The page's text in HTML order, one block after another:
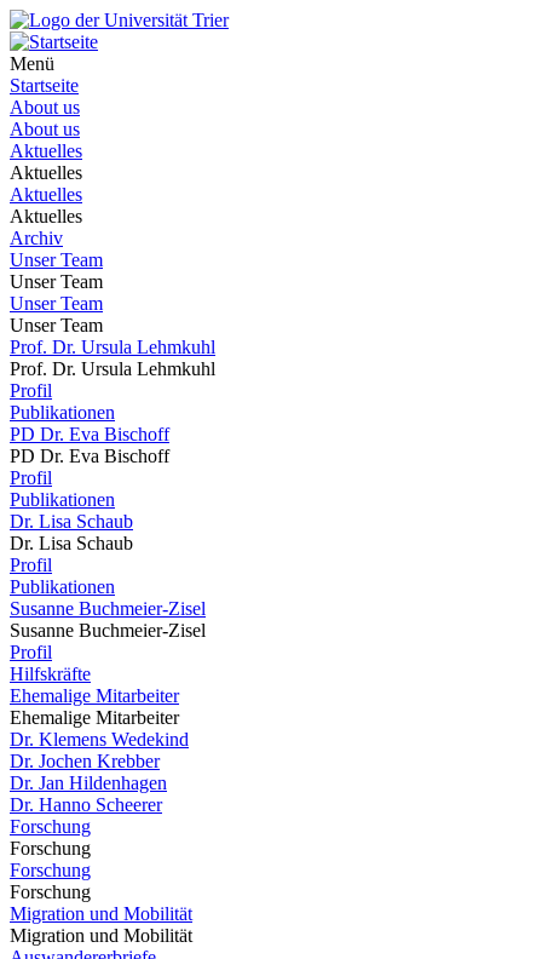
Menü
Startseite
About us
About us
Aktuelles
Aktuelles
Aktuelles
Aktuelles
Archiv
Unser Team
Unser Team
Unser Team
Unser Team
Prof. Dr. Ursula Lehmkuhl
Prof. Dr. Ursula Lehmkuhl
Profil
Publikationen
PD Dr. Eva Bischoff
PD Dr. Eva Bischoff
Profil
Publikationen
Dr. Lisa Schaub
Dr. Lisa Schaub
Profil
Publikationen
Susanne Buchmeier-Zisel
Susanne Buchmeier-Zisel
Profil
Hilfskräfte
Ehemalige Mitarbeiter
Ehemalige Mitarbeiter
Dr. Klemens Wedekind
Dr. Jochen Krebber
Dr. Jan Hildenhagen
Dr. Hanno Scheerer
Forschung
Forschung
Forschung
Forschung
Migration und Mobilität
Migration und Mobilität